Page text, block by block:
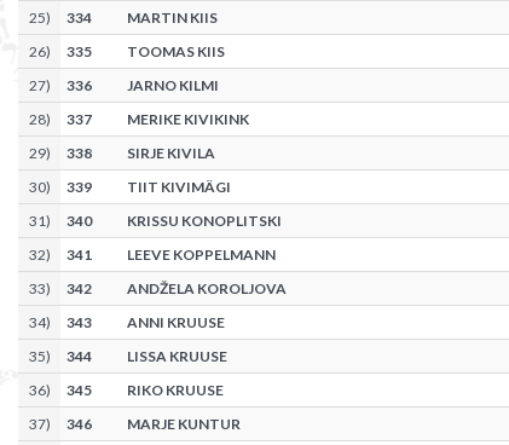
25) 334 MARTIN KIIS
26) 335 TOOMAS KIIS
27) 336 JARNO KILMI
28) 337 MERIKE KIVIKINK
29) 338 SIRJE KIVILA
30) 339 TIIT KIVIMÄGI
31) 340 KRISSU KONOPLITSKI
32) 341 LEEVE KOPPELMANN
33) 342 ANDŽELA KOROLJOVA
34) 343 ANNI KRUUSE
35) 344 LISSA KRUUSE
36) 345 RIKO KRUUSE
37) 346 MARJE KUNTUR